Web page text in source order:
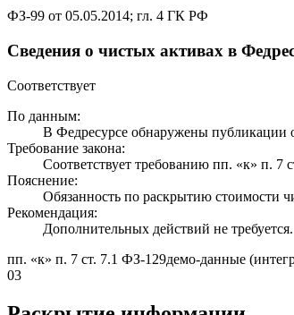
ФЗ-99 от 05.05.2014; гл. 4 ГК РФ
Сведения о чистых активах в
Соответствует
По данным:
В Федресурсе обнаружены публикации
Требование закона:
Соответствует требованию пп. «к» п. 7
Пояснение:
Обязанность по раскрытию
Рекомендация:
Дополнительных действий не требуется.
пп. «к» п. 7 ст. 7.1 ФЗ-129демо-данные
03